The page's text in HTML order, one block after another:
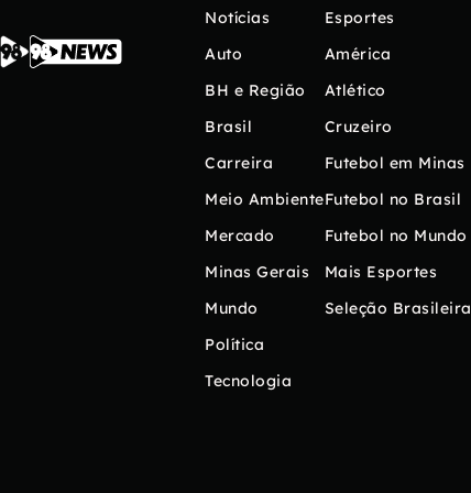
Notícias
Auto
BH e Região
Brasil
Carreira
Meio Ambiente
Mercado
Minas Gerais
Mundo
Política
Tecnologia
Esportes
América
Atlético
Cruzeiro
Futebol em Minas
Futebol no Brasil
Futebol no Mundo
Mais Esportes
Seleção Brasileira